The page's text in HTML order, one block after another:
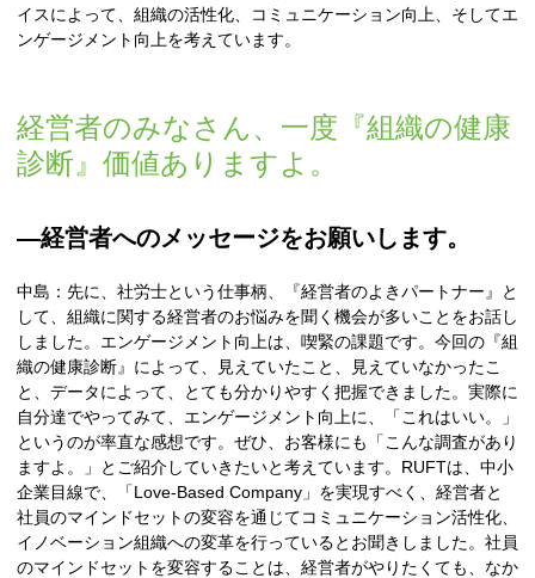
イスによって、組織の活性化、コミュニケーション向上、そしてエ
ンゲージメント向上を考えています。
経営者のみなさん、一度『組織の健康
診断』価値ありますよ。
―経営者へのメッセージをお願いします。
中島：先に、社労士という仕事柄、『経営者のよきパートナー』と
して、組織に関する経営者のお悩みを聞く機会が多いことをお話し
しました。エンゲージメント向上は、喫緊の課題です。今回の『組
織の健康診断』によって、見えていたこと、見えていなかったこ
と、データによって、とても分かりやすく把握できました。実際に
自分達でやってみて、エンゲージメント向上に、「これはいい。」
というのが率直な感想です。ぜひ、お客様にも「こんな調査があり
ますよ。」とご紹介していきたいと考えています。RUFTは、中小
企業目線で、「Love-Based Company」を実現すべく、経営者と
社員のマインドセットの変容を通じてコミュニケーション活性化、
イノベーション組織への変革を行っているとお聞きしました。社員
のマインドセットを変容することは、経営者がやりたくても、なか